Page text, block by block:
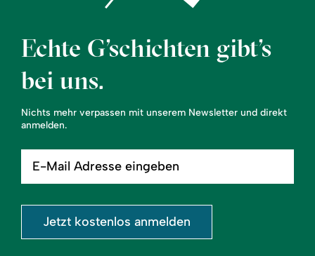
Echte G’schichten gibt’s
bei uns.
Nichts mehr verpassen mit unserem Newsletter und direkt
anmelden.
Mail
eingeben
Jetzt kostenlos anmelden